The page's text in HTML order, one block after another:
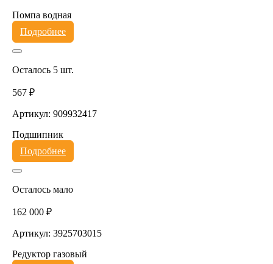
Помпа водная
Подробнее
Осталось 5 шт.
567 ₽
Артикул: 909932417
Подшипник
Подробнее
Осталось мало
162 000 ₽
Артикул: 3925703015
Редуктор газовый